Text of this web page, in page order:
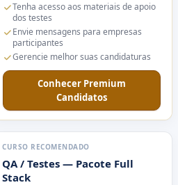
Tenha acesso aos materiais de apoio
dos testes
Envie mensagens para empresas
participantes
Gerencie melhor suas candidaturas
Conhecer Premium
Candidatos
CURSO RECOMENDADO
QA / Testes — Pacote Full
Stack